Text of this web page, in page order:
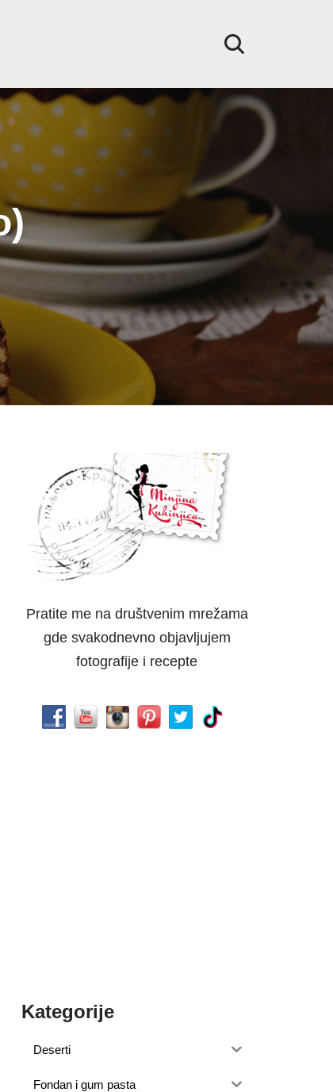
Pratite me na društvenim mrežama
gde svakodnevno objavljujem
fotografije i recepte
Kategorije
Deserti
Fondan i gum pasta